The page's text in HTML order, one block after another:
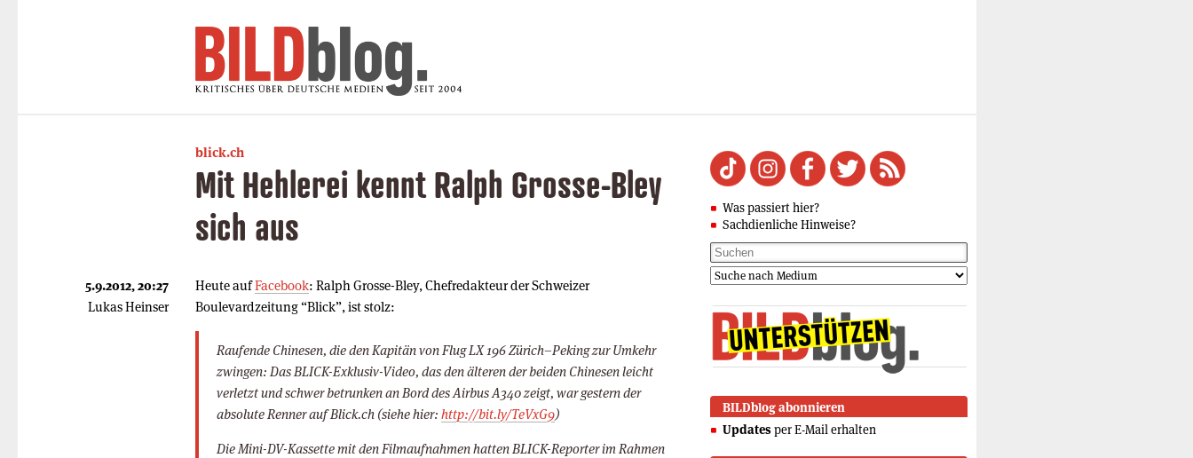
blick.ch
Mit Hehlerei kennt Ralph Grosse-Bley
sich aus
Heute aufFacebook: Ralph Grosse-Bley, Chefredakteur der Schweizer
Boulevardzeitung “Blick”, ist stolz:
Raufende Chinesen, die den Kapitän von Flug LX 196 Zürich–Peking zur Umkehr
zwingen: Das BLICK-Exklusiv-Video, das den älteren der beiden Chinesen leicht
verletzt und schwer betrunken an Bord des Airbus A340 zeigt, war gestern der
absolute Renner auf Blick.ch (siehe hier: http://bit.ly/TeVxG9)
Die Mini-DV-Kassette mit den Filmaufnahmen hatten BLICK-Reporter im Rahmen
5.9.2012, 20:27
Lukas Heinser
Was passiert hier?
Sachdienliche Hinweise?
BILDblog abonnieren
Updates per E-Mail erhalten